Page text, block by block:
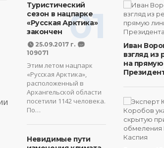
01
Туристический
сезон в нацпарке
«Русская Арктика»
закончен
25.09.2017 г.
109071
Этим летом нацпарк
«Русская Арктика»,
расположенный в
Архангельской области
посетили 1142 человека.
По…
Невидимые пути
Иван
взгляд из
на